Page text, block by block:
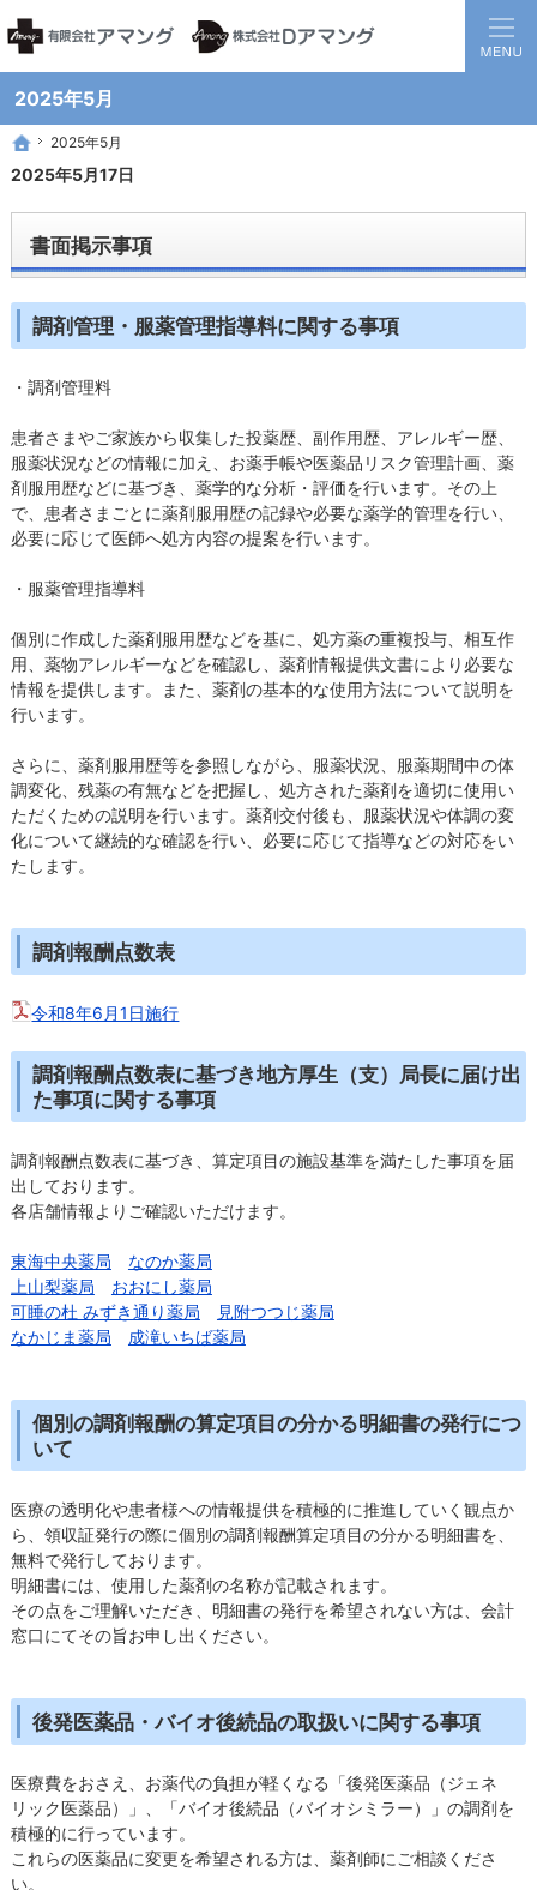
2025年5月
静岡県西部地方の地域医療を担う調剤保険薬局グループです。
患者様と医療機関の間に入り、地域全体の健康に貢献する薬局を目指して
ホーム
2025年5月
2025年5月17日
書面掲示事項
調剤管理・服薬管理指導料に関する事項
・調剤管理料
患者さまやご家族から収集した投薬歴、副作用歴、アレルギー歴、
服薬状況などの情報に加え、お薬手帳や医薬品リスク管理計画、薬
剤服用歴などに基づき、薬学的な分析・評価を行います。その上
で、患者さまごとに薬剤服用歴の記録や必要な薬学的管理を行い、
必要に応じて医師へ処方内容の提案を行います。
・服薬管理指導料
個別に作成した薬剤服用歴などを基に、処方薬の重複投与、相互作
用、薬物アレルギーなどを確認し、薬剤情報提供文書により必要な
情報を提供します。また、薬剤の基本的な使用方法について説明を
行います。
さらに、薬剤服用歴等を参照しながら、服薬状況、服薬期間中の体
調変化、残薬の有無などを把握し、処方された薬剤を適切に使用い
ただくための説明を行います。薬剤交付後も、服薬状況や体調の変
化について継続的な確認を行い、必要に応じて指導などの対応をい
たします。
調剤報酬点数表
令和8年6月1日施行
調剤報酬点数表に基づき地方厚生（支）局長に届け出
た事項に関する事項
調剤報酬点数表に基づき、算定項目の施設基準を満たした事項を届
出しております。
各店舗情報よりご確認いただけます。
東海中央薬局
なのか薬局
上山梨薬局
おおにし薬局
可睡の杜 みずき通り薬局
見附つつじ薬局
なかじま薬局
成滝いちば薬局
個別の調剤報酬の算定項目の分かる明細書の発行につ
いて
医療の透明化や患者様への情報提供を積極的に推進していく観点か
ら、領収証発行の際に個別の調剤報酬算定項目の分かる明細書を、
無料で発行しております。
明細書には、使用した薬剤の名称が記載されます。
その点をご理解いただき、明細書の発行を希望されない方は、会計
窓口にてその旨お申し出ください。
後発医薬品・バイオ後続品の取扱いに関する事項
医療費をおさえ、お薬代の負担が軽くなる「後発医薬品（ジェネ
リック医薬品）」、「バイオ後続品（バイオシミラー）」の調剤を
積極的に行っています。
これらの医薬品に変更を希望される方は、薬剤師にご相談くださ
い。
ホーム
2025年5月